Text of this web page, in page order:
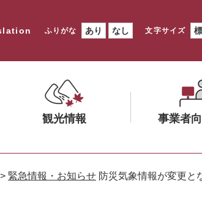
ふりがな あり なし 文字サイズ
観光情報
ニ
事業者
ニ
> 緊急情報・お知らせ 防災気象情報が変更と